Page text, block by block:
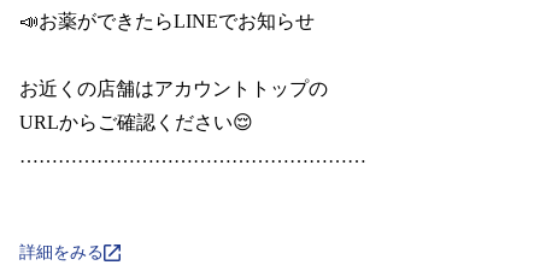
📣お薬ができたらLINEでお知らせ
お近くの店舗はアカウントトップの
URLからご確認ください😌
………………………………………………
詳細をみる